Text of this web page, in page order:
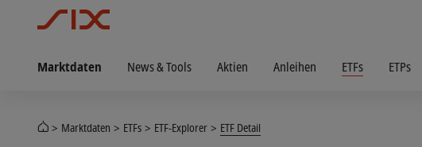
Marktdaten News & Tools Aktien Anleihen ETFs ETPs
Marktdaten ETFs ETF-Explorer ETF Detail